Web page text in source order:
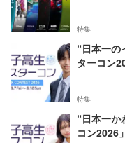
特集
“日本一の
ターコン
特集
“日本一か
コン2026